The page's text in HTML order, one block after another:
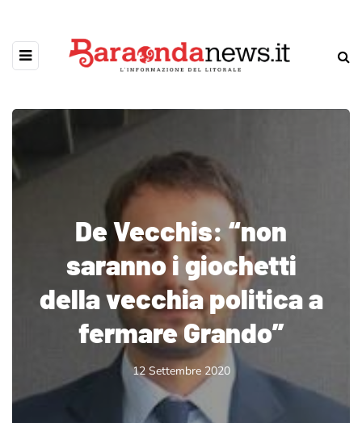
De Vecchis: “non
saranno i giochetti
della vecchia politica a
fermare Grando”
12 Settembre 2020